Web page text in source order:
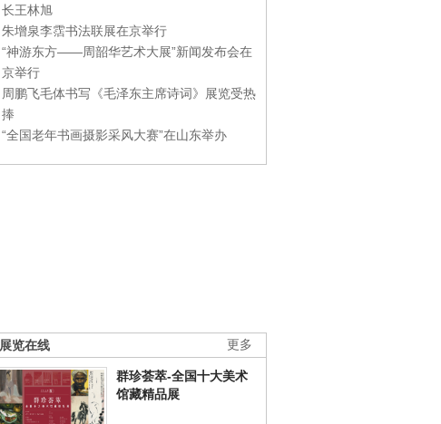
长王林旭
朱增泉李霑书法联展在京举行
“神游东方——周韶华艺术大展”新闻发布会在
京举行
周鹏飞毛体书写《毛泽东主席诗词》展览受热
捧
“全国老年书画摄影采风大赛”在山东举办
更多
展览在线
群珍荟萃-全国十大美术
馆藏精品展